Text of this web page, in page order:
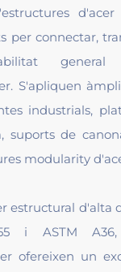
per connectar,
S'apliquen
industrials,
suports de
modularity
estructural d'alta
i ASTM
ofereixen un